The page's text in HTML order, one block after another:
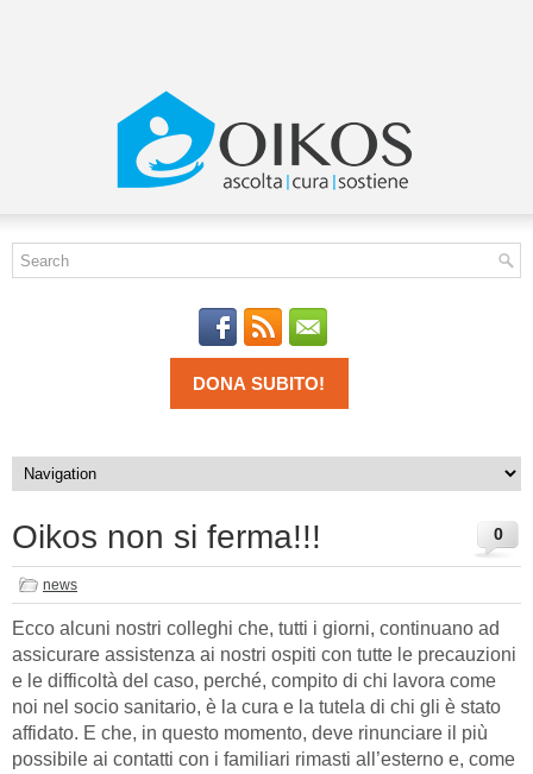
0
Oikos non si ferma!!!
news
Ecco alcuni nostri colleghi che, tutti i giorni, continuano ad
assicurare assistenza ai nostri ospiti con tutte le precauzioni
e le difficoltà del caso, perché, compito di chi lavora come
noi nel socio sanitario, è la cura e la tutela di chi gli è stato
affidato. E che, in questo momento, deve rinunciare il più
possibile ai contatti con i familiari rimasti all’esterno e, come